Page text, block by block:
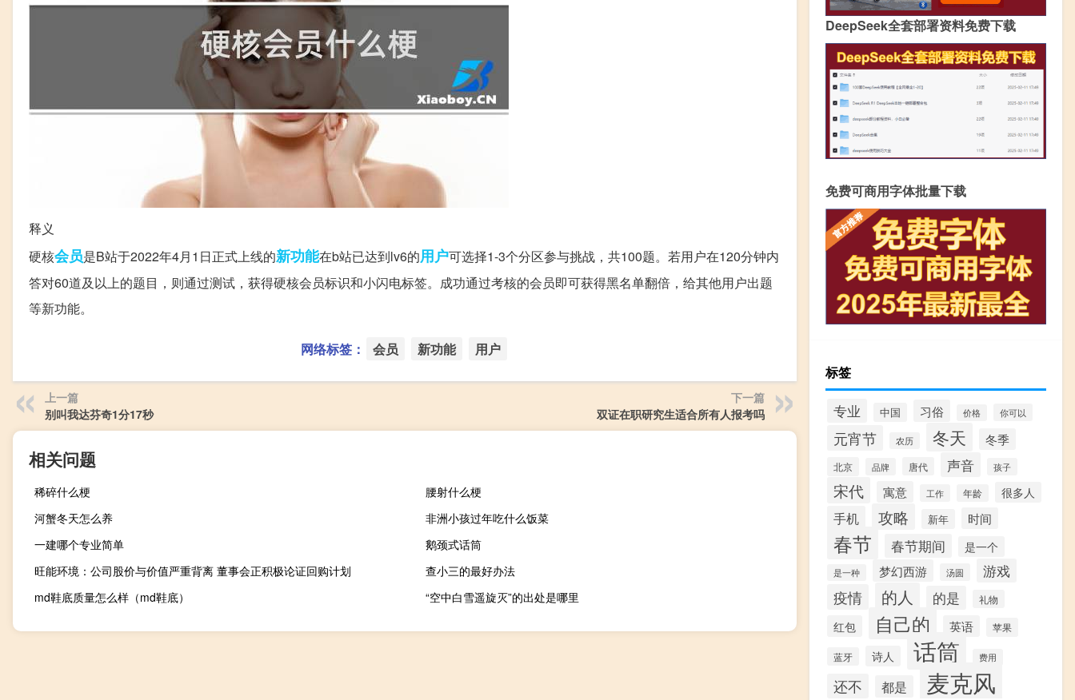
释义
硬核会员是B站于2022年4月1日正式上线的新功能在b站已达到lv6的用户可选择1-3个分区参与挑战，共100题。若用户在120分钟内
答对60道及以上的题目，则通过测试，获得硬核会员标识和小闪电标签。成功通过考核的会员即可获得黑名单翻倍，给其他用户出题
等新功能。
网络标签： 会员 新功能 用户
上一篇
别叫我达芬奇1分17秒
下一篇
双证在职研究生适合所有人报考吗
相关问题
稀碎什么梗
腰射什么梗
河蟹冬天怎么养
非洲小孩过年吃什么饭菜
一建哪个专业简单
鹅颈式话筒
旺能环境：公司股价与价值严重背离 董事会正积极论证回购计划
查小三的最好办法
md鞋底质量怎么样（md鞋底）
“空中白雪遥旋灭”的出处是哪里
DeepSeek全套部署资料免费下载
免费可商用字体批量下载
标签
专业 中国 习俗 价格 你可以
元宵节 农历 冬天 冬季
北京 品牌 唐代 声音 孩子
宋代 寓意 工作 年龄 很多人
手机 攻略 新年 时间
春节 春节期间 是一个
是一种 梦幻西游 汤圆 游戏
疫情 的人 的是 礼物
红包 自己的 英语 苹果
蓝牙 诗人 话筒 费用
还不 都是 麦克风